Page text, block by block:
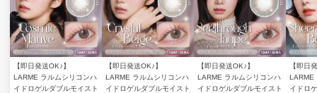
【即日発送OK♪】
LARME ラルムシリコンハ
イドロゲルダブルモイスト
【即日発送OK♪】
LARME ラルムシリコンハ
イドロゲルダブルモイスト
【即日発送OK♪】
LARME ラルムシリコンハ
イドロゲルダブルモイスト
【即日
LARME
イドロ